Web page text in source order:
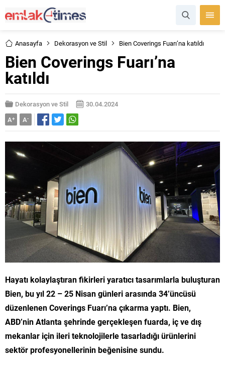
Anasayfa Dekorasyon ve Stil Bien Coverings Fuarı’na katıldı
Bien Coverings Fuarı’na
katıldı
Dekorasyon ve Stil
30.04.2024
A+ A-
Hayatı kolaylaştıran fikirleri yaratıcı tasarımlarla buluşturan
Bien, bu yıl 22 – 25 Nisan günleri arasında 34’üncüsü
düzenlenen Coverings Fuarı’na çıkarma yaptı. Bien,
ABD’nin Atlanta şehrinde gerçekleşen fuarda, iç ve dış
mekanlar için ileri teknolojilerle tasarladığı ürünlerini
sektör profesyonellerinin beğenisine sundu.